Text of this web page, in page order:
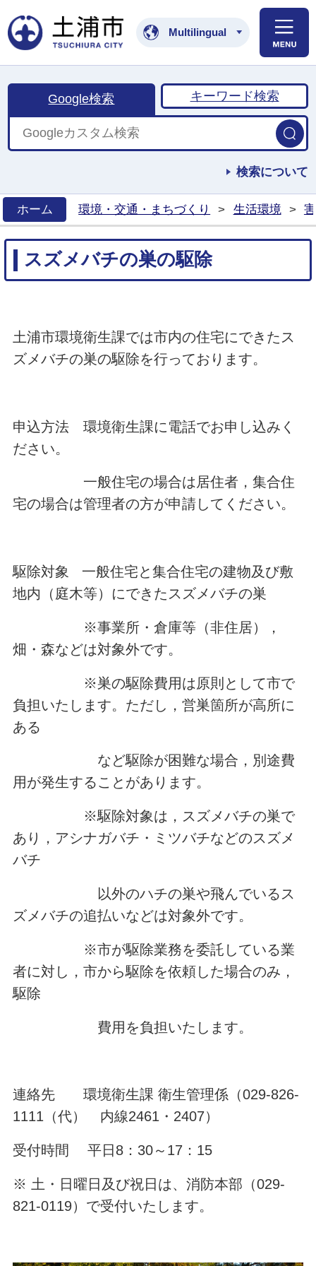
土浦市公式ホームペ
Multilingual
Google検索 キーワード検索
検索について
ホーム
環境・交通・まちづくり > 生活環境 >
スズメバチの巣の駆除
土浦市環境衛生課では市内の住宅にできたス
ズメバチの巣の駆除を行っております。
申込方法 環境衛生課に電話でお申し込みく
ださい。
一般住宅の場合は居住者，集合住
宅の場合は管理者の方が申請してください。
駆除対象 一般住宅と集合住宅の建物及び敷
地内（庭木等）にできたスズメバチの巣
※事業所・倉庫等（非住居），
畑・森などは対象外です。
※巣の駆除費用は原則として市で
負担いたします。ただし，営巣箇所が高所に
ある
など駆除が困難な場合，別途費
用が発生することがあります。
※駆除対象は，スズメバチの巣で
あり，アシナガバチ・ミツバチなどのスズメ
バチ
以外のハチの巣や飛んでいるス
ズメバチの追払いなどは対象外です。
※市が駆除業務を委託している業
者に対し，市から駆除を依頼した場合のみ，
駆除
費用を負担いたします。
連絡先 環境衛生課 衛生管理係（029-826-
1111（代） 内線2461・2407）
受付時間 平日8：30～17：15
※ 土・日曜日及び祝日は、消防本部（029-
821-0119）で受付いたします。